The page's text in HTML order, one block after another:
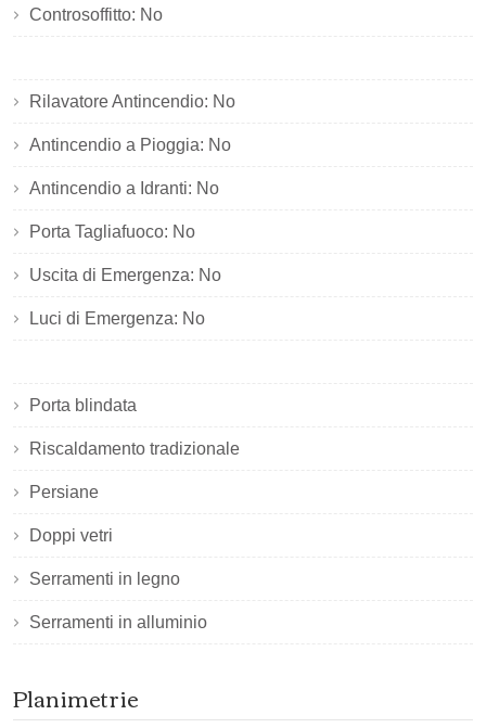
Controsoffitto: No
Rilavatore Antincendio: No
Antincendio a Pioggia: No
Antincendio a Idranti: No
Porta Tagliafuoco: No
Uscita di Emergenza: No
Luci di Emergenza: No
Porta blindata
Riscaldamento tradizionale
Persiane
Doppi vetri
Serramenti in legno
Serramenti in alluminio
Planimetrie